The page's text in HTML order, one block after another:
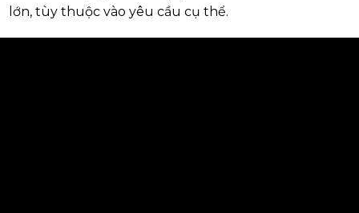
lớn, tùy thuộc vào yêu cầu cụ thể.